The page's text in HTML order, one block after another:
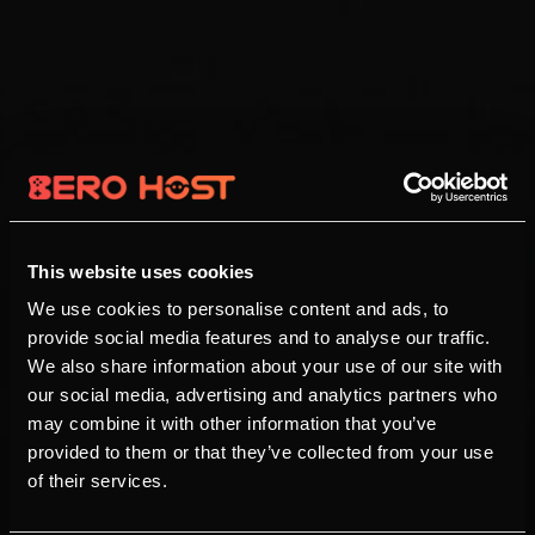
This website uses cookies
We use cookies to personalise content and ads, to
provide social media features and to analyse our traffic.
We also share information about your use of our site with
our social media, advertising and analytics partners who
may combine it with other information that you’ve
provided to them or that they’ve collected from your use
of their services.